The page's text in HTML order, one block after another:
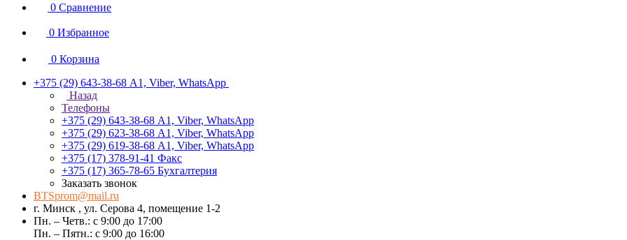
0 Сравнение
0 Избранное
0 Корзина
+375 (29) 643-38-68 А1, Viber, WhatsApp
Назад
Телефоны
+375 (29) 643-38-68 А1, Viber, WhatsApp
+375 (29) 623-38-68 А1, Viber, WhatsApp
+375 (29) 619-38-68 А1, Viber, WhatsApp
+375 (17) 378-91-41 Факс
+375 (17) 365-78-65 Бухгалтерия
Заказать звонок
BTSprom@mail.ru
г. Минск , ул. Серова 4, помещение 1-2
Пн. – Четв.: с 9:00 до 17:00
Пн. – Пятн.: с 9:00 до 16:00